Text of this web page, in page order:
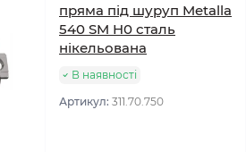
пряма під шуруп Metalla
540 SM H0 сталь
нікельована
В наявності
Артикул: 311.70.750